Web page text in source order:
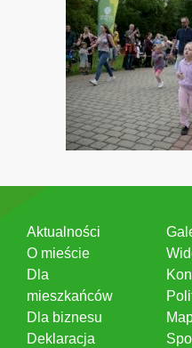
Aktualności
O mieście
Dla
mieszkańców
Dla biznesu
Deklaracja